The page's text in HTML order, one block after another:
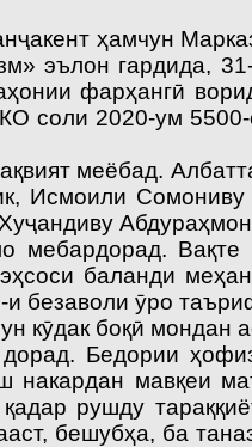
ҳамчун
эълон гардида,
фарҳангӣ
соли 2020-ум
меёбад.
Исмоили Сомониву
Вақ­те
баланди
безаволи ӯро
боқӣ мондан
Бедории
мавқеи
рушду
бешубҳа, ба